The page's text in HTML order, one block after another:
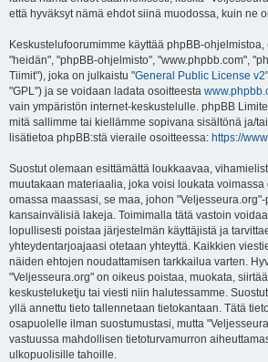
että hyväksyt nämä ehdot siinä muodossa, kuin ne
Keskustelufoorumimme käyttää phpBB-
"heidän", "phpBB-ohjelmisto", "www.phpbb.com",
Tiimit"), joka on julkaistu "General Public License v2
"GPL") ja se voidaan ladata osoitteesta
vain ympäristön internet-keskustelulle. phpBB
mitä sallimme tai kiellämme sopivana sisältönä ja/
lisätietoa phpBB:stä vieraile osoitteessa: https://
Suostut olemaan esittämättä loukkaavaa,
muutakaan materiaalia, joka voisi loukata
omassa maassasi, se maa, johon
kansainvälisiä lakeja. Toimimalla tätä vastoin
lopullisesti poistaa järjestelmän käyttäjistä ja
yhteydentarjoajaasi otetaan yhteyttä. Kaikkien
näiden ehtojen noudattamisen tarkkailua varten.
"Veljesseura.org" on oikeus poistaa, muokata,
keskusteluketju tai viesti niin halutessamme.
yllä annettu tieto tallennetaan tietokantaan. Tätä
osapuolelle ilman suostumustasi, mutta
vastuussa mahdollisen tietoturvamurron
ulkopuolisille tahoille.